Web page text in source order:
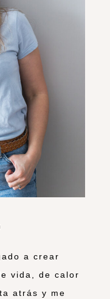
a crear
vida, de calor
atrás y me